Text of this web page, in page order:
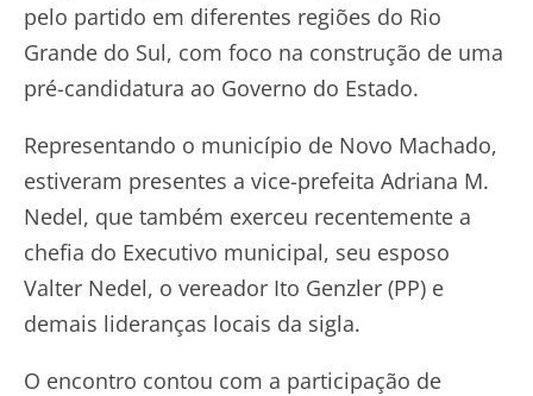
pelo partido em diferentes regiões do Rio
Grande do Sul, com foco na construção de uma
pré-candidatura ao Governo do Estado.
Representando o município de Novo Machado,
estiveram presentes a vice-prefeita Adriana M.
Nedel, que também exerceu recentemente a
chefia do Executivo municipal, seu esposo
Valter Nedel, o vereador Ito Genzler (PP) e
demais lideranças locais da sigla.
O encontro contou com a participação de